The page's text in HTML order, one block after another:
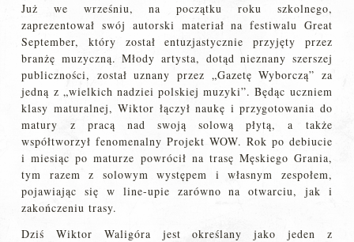
Już we wrześniu, na początku roku szkolnego,
zaprezentował swój autorski materiał na festiwalu Great
September, który został entuzjastycznie przyjęty przez
branżę muzyczną. Młody artysta, dotąd nieznany szerszej
publiczności, został uznany przez „Gazetę Wyborczą” za
jedną z „wielkich nadziei polskiej muzyki”. Będąc uczniem
klasy maturalnej, Wiktor łączył naukę i przygotowania do
matury z pracą nad swoją solową płytą, a także
współtworzył fenomenalny Projekt WOW. Rok po debiucie
i miesiąc po maturze powrócił na trasę Męskiego Grania,
tym razem z solowym występem i własnym zespołem,
pojawiając się w line-upie zarówno na otwarciu, jak i
zakończeniu trasy.
Dziś Wiktor Waligóra jest określany jako jeden z